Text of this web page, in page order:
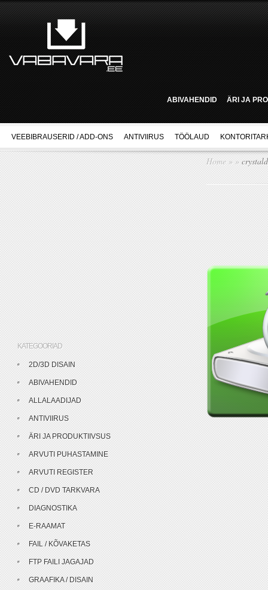
ABIVAHENDID ÄRI JA
VEEBIBRAUSERID / ADD-ONS ANTIVIIRUS TÖÖLAUD
Home » »
KATEGOORIAD
2D/3D DISAIN
ABIVAHENDID
ALLALAADIJAD
ANTIVIIRUS
ÄRI JA PRODUKTIIVSUS
ARVUTI PUHASTAMINE
ARVUTI REGISTER
CD / DVD TARKVARA
DIAGNOSTIKA
E-RAAMAT
FAIL / KÕVAKETAS
FTP FAILI JAGAJAD
GRAAFIKA / DISAIN